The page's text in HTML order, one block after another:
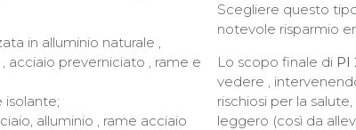
in alluminio naturale ,
acciaio preverniciato , rame e
alluminio , rame acciaio
Scegliere questo
notevole risparmio
Lo scopo finale di PI
vedere ,
rischiosi per la
leggero (così da